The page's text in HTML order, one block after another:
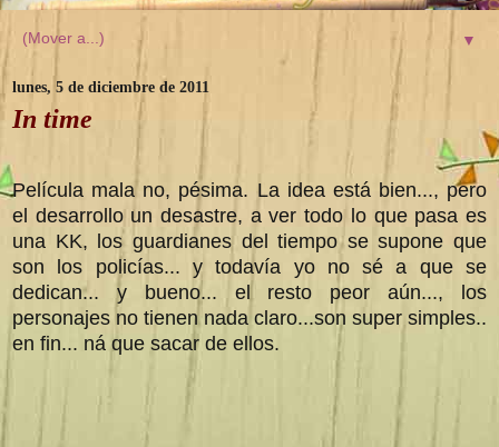
▼
lunes, 5 de diciembre de 2011
In time
Película mala no, pésima. La idea está bien..., pero
el desarrollo un desastre, a ver todo lo que pasa es
una KK, los guardianes del tiempo se supone que
son los policías... y todavía yo no sé a que se
dedican... y bueno... el resto peor aún..., los
personajes no tienen nada claro...son super simples..
en fin... ná que sacar de ellos.